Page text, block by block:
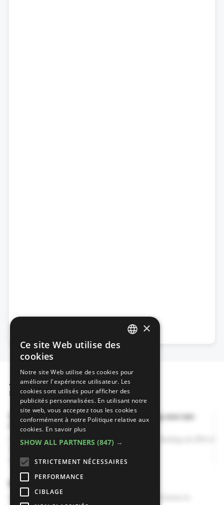
Actions & primes
Plus de actions et de primes sur l'irrigation du jardin
Vermindering van de onroerende voorheffing voor een
energiezuinig nieuw gebouw
Enkel voor nieuwbouw, herbouw en 'casco-verbouwing' Korting van 50% of
Savoir plus
Bouwen en verbouwen
Enkel voor nieuwbouw, herbouw en 'casco-verbouwing' bouwen en
×
Ce site Web utilise des
cookies
Notre site Web utilise des cookies pour
améliorer l'expérience utilisateur. Les
cookies sont utilisés pour afficher des
publicités personnalisées. En utilisant notre
site web, vous acceptez tous les cookies
conformément à notre Politique relative aux
cookies. En savoir plus
SHOW ALL PARTNERS (847) →
STRICTEMENT NÉCESSAIRES
PERFORMANCE
CIBLAGE